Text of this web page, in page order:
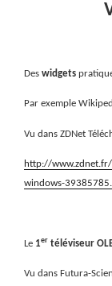
Des widgets
Par exemple
Vu dans ZDNet
http://
windows-
Le 1er téléviseur
Vu dans Futura-